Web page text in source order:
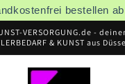
bestellen
VERSORGUNG.de -
& KUNST aus